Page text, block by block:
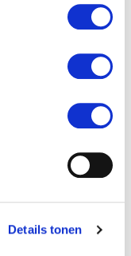
Details tonen